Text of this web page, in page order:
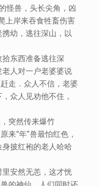
怪兽，头长尖角，凶
上岸来吞食牲畜伤害
携幼，逃往深山，以
拾东西准备逃往深
人对一户老婆婆说
走．众人不信，老婆
众人见劝他不住，
突然传来爆竹
来“年”兽最怕红色，
披红袍的老人哈哈
安然无恙，这才恍